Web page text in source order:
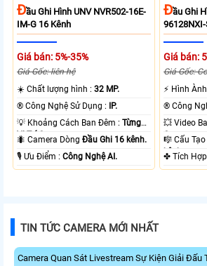
ĐẦu Ghi Hình UNV NVR502-16E-
IM-G 16 Kênh
Giá bán: 5%-35%
Giá Gốc: liên hệ
☀️ Chất lượng hình :32 MP.
®️ Công Nghệ Sử Dụng : IP.
💡 Khoảng Cách Ban Đêm :Từng
Vị Trí Camera .
🐜 Camera DòngĐầu Ghi 16 kênh.
️🎙 Ưu Điểm :Công Nghệ AI.
ĐẦu Ghi
Giá bán:
Giá Gốc:
️⚡ Hình
Camera .
🎼️ Cấu
kênh.
TIN TỨC CAMERA MỚI NHẤT
Camera Quan Sát Livestream Sự Kiện Giải Đấu